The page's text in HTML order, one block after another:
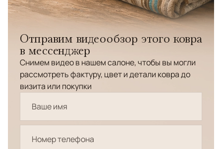
Отправим видеообзор этого ковра
в мессенджер
Снимем видео в нашем салоне, чтобы вы могли
рассмотреть фактуру, цвет и детали ковра до
визита или покупки